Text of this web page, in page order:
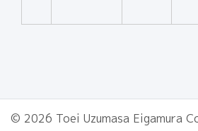
© 2026 Toei Uzumasa Eigamura